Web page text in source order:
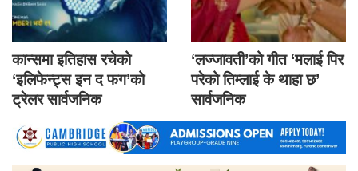
कान्समा इतिहास रचेको
‘इलिफेन्ट्स इन द फग’को
ट्रेलर सार्वजनिक
‘लज्जावती’को गीत ‘मलाई पिर
परेको तिम्लाई के थाहा छ’
सार्वजनिक